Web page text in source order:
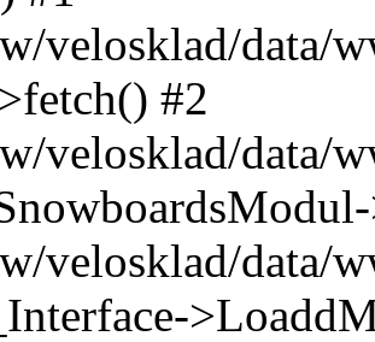
velosklad/data/
#2
velosklad/data/
velosklad/data/